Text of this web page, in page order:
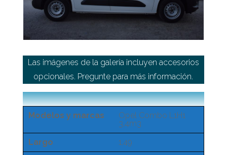
Las imágenes de la galería incluyen accesorios
opcionales. Pregunte para más información.
Modelos y marcas
Opel Combo L1H1
3,4m3
Largo
1,49